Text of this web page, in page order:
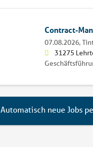
Contract-
07.08.2026,
31275
Automatisch neue Jobs